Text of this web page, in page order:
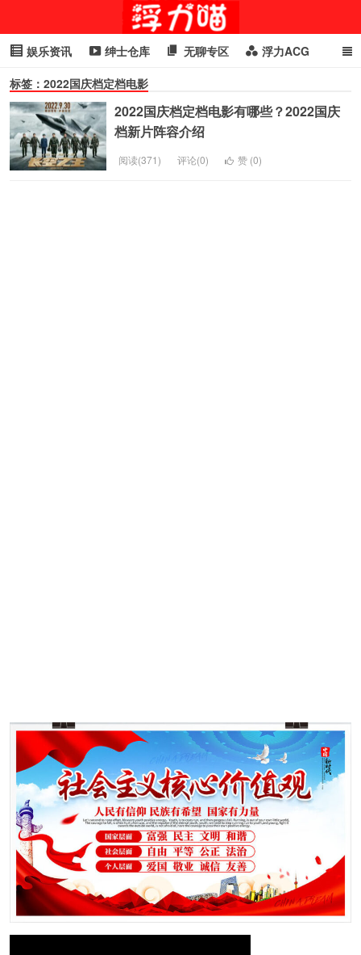
喵星闻
娱乐资讯 绅士仓库 无聊专区 浮力ACG
浮力GIF 明星头条 浮力资讯
cosplay
标签：2022国庆档定档电影
2022国庆档定档电影有哪些？2022国庆
档新片阵容介绍
阅读(371) 评论(0) 赞 (0)